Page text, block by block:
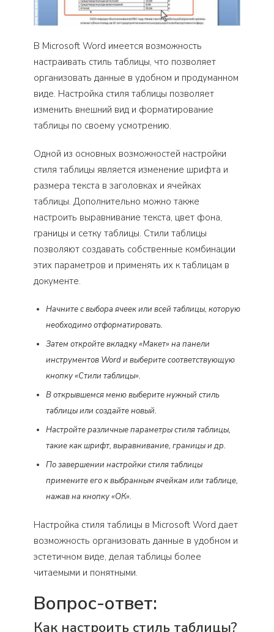
В Microsoft Word имеется возможность
настраивать стиль таблицы, что позволяет
организовать данные в удобном и продуманном
виде. Настройка стиля таблицы позволяет
изменить внешний вид и форматирование
таблицы по своему усмотрению.
Одной из основных возможностей настройки
стиля таблицы является изменение шрифта и
размера текста в заголовках и ячейках
таблицы. Дополнительно можно также
настроить выравнивание текста, цвет фона,
границы и сетку таблицы. Стили таблицы
позволяют создавать собственные комбинации
этих параметров и применять их к таблицам в
документе.
Начните с выбора ячеек или всей таблицы, которую
необходимо отформатировать.
Затем откройте вкладку «Макет» на панели
инструментов Word и выберите соответствующую
кнопку «Стили таблицы».
В открывшемся меню выберите нужный стиль
таблицы или создайте новый.
Настройте различные параметры стиля таблицы,
такие как шрифт, выравнивание, границы и др.
По завершении настройки стиля таблицы
примените его к выбранным ячейкам или таблице,
нажав на кнопку «ОК».
Настройка стиля таблицы в Microsoft Word дает
возможность организовать данные в удобном и
эстетичном виде, делая таблицы более
читаемыми и понятными.
Вопрос-ответ:
Как настроить стиль таблицы?